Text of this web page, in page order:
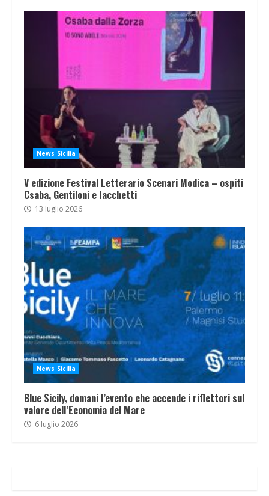
News Sicilia
V edizione Festival Letterario Scenari Modica – ospiti
Csaba, Gentiloni e Iacchetti
13 luglio 2026
News Sicilia
Blue Sicily, domani l’evento che accende i riflettori sul
valore dell’Economia del Mare
6 luglio 2026